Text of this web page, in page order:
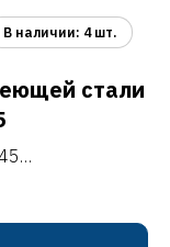
стали